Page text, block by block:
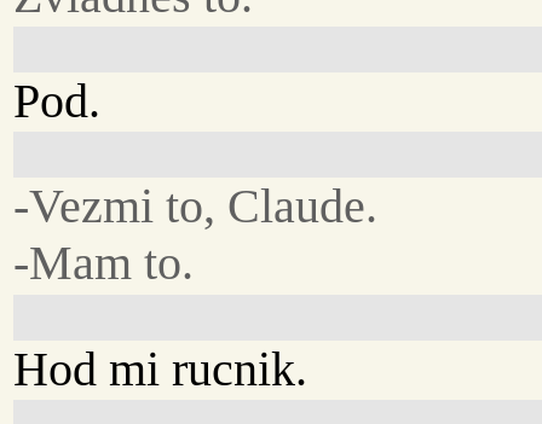
Pod.
-Vezmi to, Claude.
-Mam to.
Hod mi rucnik.